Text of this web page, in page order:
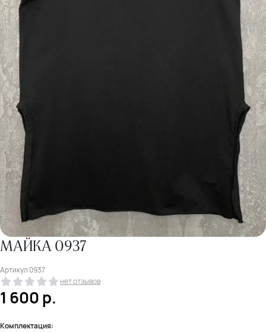
МАЙКА 0937
Артикул 0937
нет отзывов
1 600р.
Комплектация: